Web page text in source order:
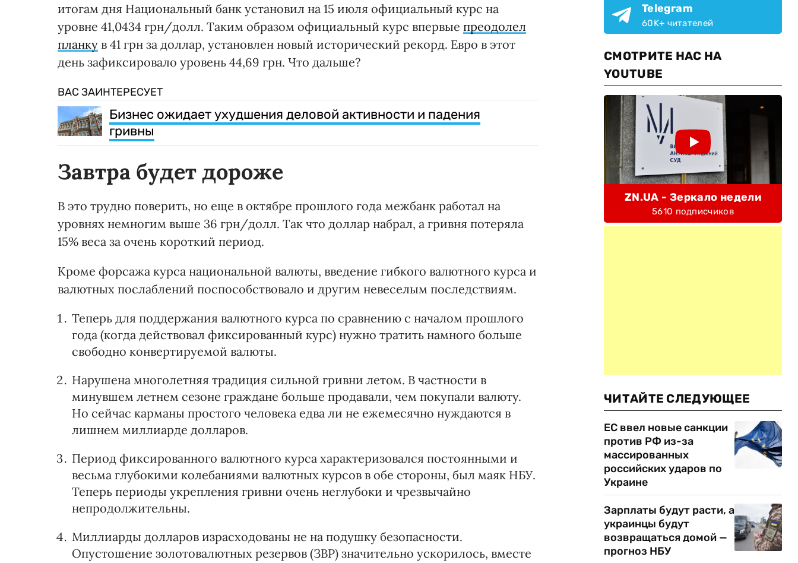
итогам дня Национальный банк установил на 15 июля официальный курс на
уровне 41,0434 грн/долл. Таким образом официальный курс впервые преодолел
планку в 41 грн за доллар, установлен новый исторический рекорд. Евро в этот
день зафиксировало уровень 44,69 грн. Что дальше?
ВАС ЗАИНТЕРЕСУЕТ
Бизнес ожидает ухудшения деловой активности и падения
гривны
Завтра будет дороже
В это трудно поверить, но еще в октябре прошлого года межбанк работал на
уровнях немногим выше 36 грн/долл. Так что доллар набрал, а гривня потеряла
15% веса за очень короткий период.
Кроме форсажа курса национальной валюты, введение гибкого валютного курса и
валютных послаблений поспособствовало и другим невеселым последствиям.
Теперь для поддержания валютного курса по сравнению с началом прошлого
года (когда действовал фиксированный курс) нужно тратить намного больше
свободно конвертируемой валюты.
Нарушена многолетняя традиция сильной гривни летом. В частности в
минувшем летнем сезоне граждане больше продавали, чем покупали валюту.
Но сейчас карманы простого человека едва ли не ежемесячно нуждаются в
лишнем миллиарде долларов.
Период фиксированного валютного курса характеризовался постоянными и
весьма глубокими колебаниями валютных курсов в обе стороны, был маяк НБУ.
Теперь периоды укрепления гривни очень неглубоки и чрезвычайно
непродолжительны.
Миллиарды долларов израсходованы не на подушку безопасности.
Опустошение золотовалютных резервов (ЗВР) значительно ускорилось, вместе
Telegram
60K+ читателей
СМОТРИТЕ НАС НА
YOUTUBE
ZN.UA - Зеркало недели
5610 подписчиков
ЧИТАЙТЕ СЛЕДУЮЩЕЕ
ЕС ввел новые санкции
против РФ из-за
массированных
российских ударов по
Украине
Зарплаты будут расти, а
украинцы будут
возвращаться домой —
прогноз НБУ